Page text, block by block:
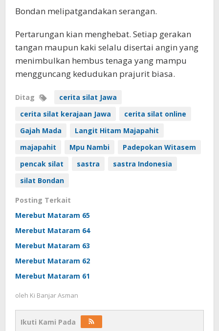
Bondan melipatgandakan serangan.
Pertarungan kian menghebat. Setiap gerakan
tangan maupun kaki selalu disertai angin yang
menimbulkan hembus tenaga yang mampu
mengguncang kedudukan prajurit biasa.
Ditag
cerita silat Jawa
cerita silat kerajaan Jawa
cerita silat online
Gajah Mada
Langit Hitam Majapahit
majapahit
Mpu Nambi
Padepokan Witasem
pencak silat
sastra
sastra Indonesia
silat Bondan
Posting Terkait
Merebut Mataram 65
Merebut Mataram 64
Merebut Mataram 63
Merebut Mataram 62
Merebut Mataram 61
oleh Ki Banjar Asman
Ikuti Kami Pada